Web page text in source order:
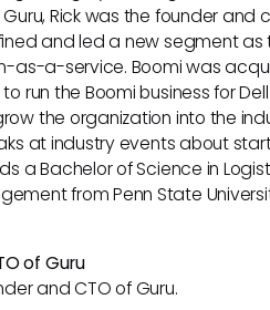
Rick was the founder
and led a new segment
as-a-service. Boomi was
run the Boomi business for
the organization into the
at industry events about
a Bachelor of Science in
from Penn State
of Guru
and CTO of Guru.